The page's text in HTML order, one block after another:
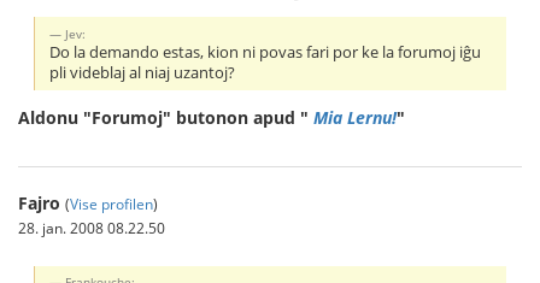
Jev:
Do la demando estas, kion ni povas fari por ke la forumoj iĝu
pli videblaj al niaj uzantoj?
Aldonu "Forumoj" butonon apud " Mia Lernu!"
Fajro (Vise profilen)
28. jan. 2008 08.22.50